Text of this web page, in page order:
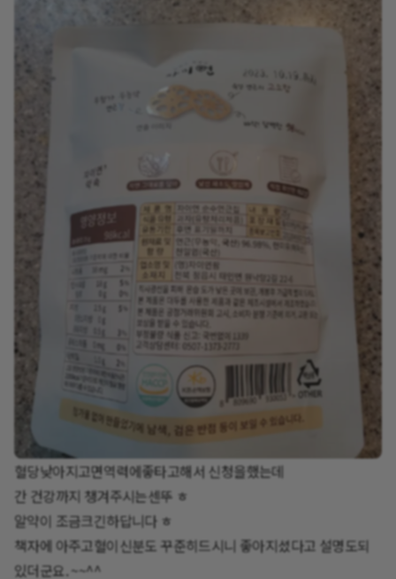
혈당낮아지고면역력에좋타고해서 신청을했는데
간 건강까지 챙겨주시는센뚜 ㅎ
알약이 조금크긴하답니다 ㅎ
책자에 아주고혈이신분도 꾸준히드시니 좋아지셨다고 설명도되
있더군요. ~~^^